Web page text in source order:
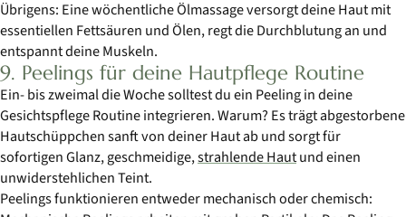
Übrigens: Eine wöchentliche Ölmassage versorgt deine Haut mit
essentiellen Fettsäuren und Ölen, regt die Durchblutung an und
entspannt deine Muskeln.
9. Peelings für deine Hautpflege Routine
Ein- bis zweimal die Woche solltest du ein Peeling in deine
Gesichtspflege Routine integrieren. Warum? Es trägt abgestorbene
Hautschüppchen sanft von deiner Haut ab und sorgt für
sofortigen Glanz, geschmeidige,strahlende Hautund einen
unwiderstehlichen Teint.
Peelings funktionieren entweder mechanisch oder chemisch: